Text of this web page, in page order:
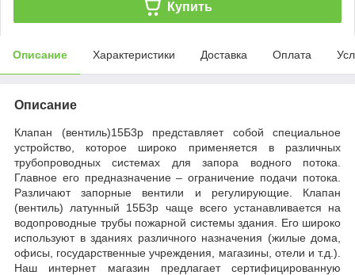
Купить
Описание Характеристики Доставка Оплата
Описание
Клапан (вентиль)15Б3р представляет собой специальное
устройство, которое широко применяется в различных
трубопроводных системах для запора водного потока.
Главное его предназначение – ограничение подачи потока.
Различают запорные вентили и регулирующие. Клапан
(вентиль) латунный 15Б3р чаще всего устанавливается на
водопроводные трубы пожарной системы здания. Его широко
используют в зданиях различного назначения (жилые дома,
офисы, государственные учреждения, магазины, отели и т.д.).
Наш интернет магазин предлагает сертифицированную